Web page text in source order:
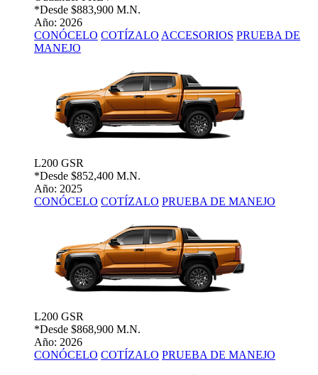
*Desde $883,900 M.N.
Año: 2026
CONÓCELO COTÍZALO ACCESORIOS PRUEBA DE
MANEJO
L200 GSR
*Desde $852,400 M.N.
Año: 2025
CONÓCELO COTÍZALO PRUEBA DE MANEJO
L200 GSR
*Desde $868,900 M.N.
Año: 2026
CONÓCELO COTÍZALO PRUEBA DE MANEJO